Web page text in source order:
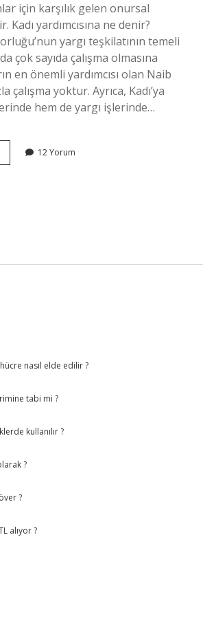
için karşılık gelen onursal
Kadı yardımcısına ne denir?
yargı teşkilatının temeli
çok sayıda çalışma olmasına
en önemli yardımcısı olan Naib
çalışma yoktur. Ayrıca, Kadı’ya
hem de yargı işlerinde…
12 Yorum
nasıl elde edilir ?
tabi mi ?
kullanılır ?
?
?
alıyor ?